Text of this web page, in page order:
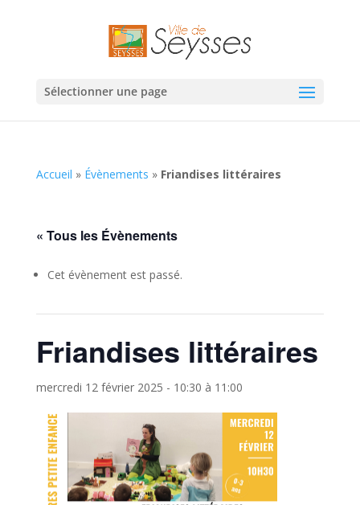
Sélectionner une page
Accueil » Évènements » Friandises littéraires
« Tous les Évènements
Cet évènement est passé.
Friandises littéraires
mercredi 12 février 2025 - 10:30 à 11:00